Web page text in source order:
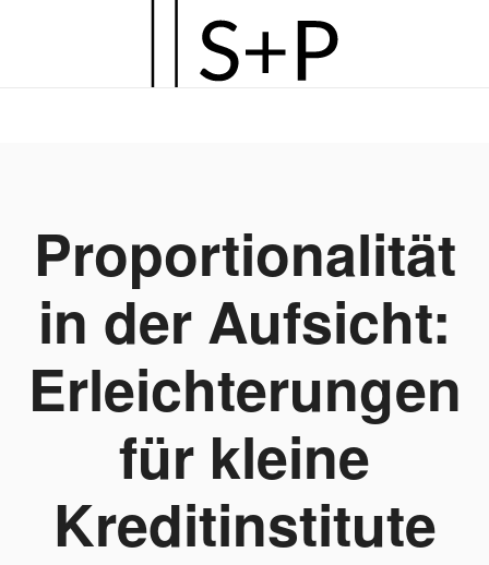
Hauptinhalt
Proportionalität
in der Aufsicht:
Erleichterungen
für kleine
Kreditinstitute